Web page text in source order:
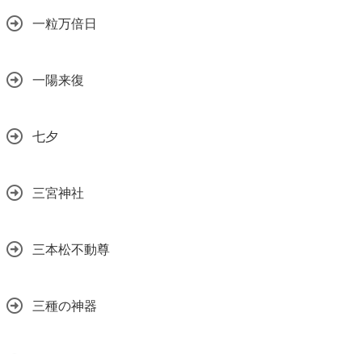
一粒万倍日
一陽来復
七夕
三宮神社
三本松不動尊
三種の神器